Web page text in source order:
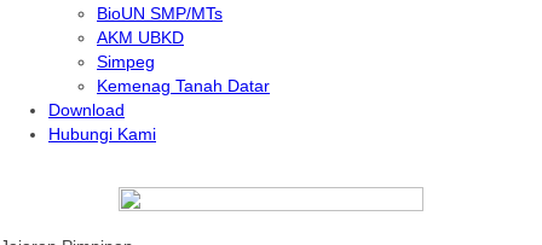
BioUN SMP/MTs
AKM UBKD
Simpeg
Kemenag Tanah Datar
Download
Hubungi Kami